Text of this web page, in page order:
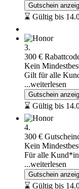
Gutschein
⌛ Gültig bis
3.
300 €
Kein
Gilt für alle
...weiterlesen
Gutschein
⌛ Gültig bis
4.
300 €
Kein
Für alle
...weiterlesen
Gutschein
⌛ Gültig bis